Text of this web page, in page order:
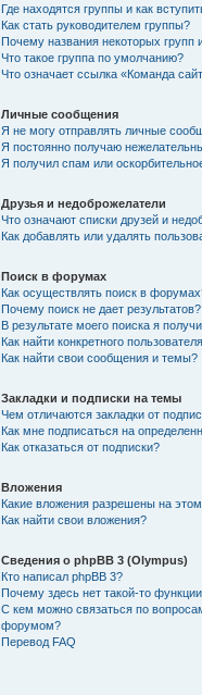
Где находятся группы и как
Как стать руководителем группы?
Почему названия некоторых групп
Что такое группа по умолчанию?
Что означает ссылка «Команда
Личные сообщения
Я не могу отправлять личные
Я постоянно получаю
Я получил спам или
Друзья и недоброжелатели
Что означают списки друзей и
Как добавлять или удалять
Поиск в форумах
Как осуществлять поиск в
Почему поиск не дает результатов?
В результате моего поиска я
Как найти конкретного
Как найти свои сообщения и темы?
Закладки и подписки на темы
Чем отличаются закладки от
Как мне подписаться на
Как отказаться от подписки?
Вложения
Какие вложения разрешены на
Как найти свои вложения?
Сведения о phpBB 3 (Olympus)
Кто написал phpBB 3?
Почему здесь нет такой-то
С кем можно связаться по
форумом?
Перевод FAQ